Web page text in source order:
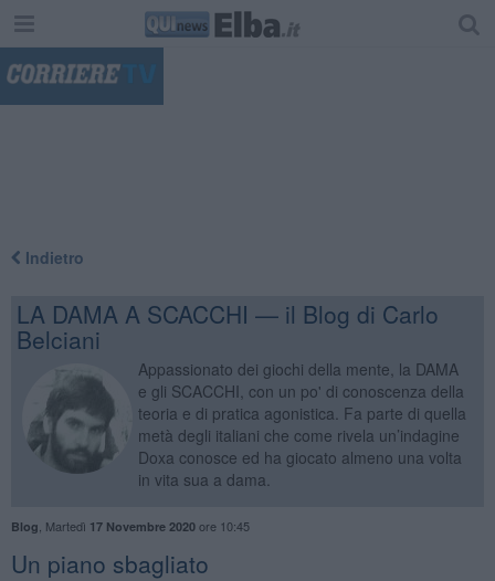
Indietro
LA DAMA A SCACCHI — il Blog di Carlo
Belciani
Appassionato dei giochi della mente, la DAMA
e gli SCACCHI, con un po' di conoscenza della
teoria e di pratica agonistica. Fa parte di quella
metà degli italiani che come rivela un’indagine
Doxa conosce ed ha giocato almeno una volta
in vita sua a dama.
Blog Martedì 17 Novembre 2020ore 10:45
Un piano sbagliato